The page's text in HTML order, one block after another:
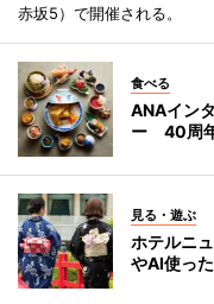
赤坂5）で開催される。
食べる
ANAイン
ー 40周
見る・遊ぶ
ホテルニ
やAI使っ